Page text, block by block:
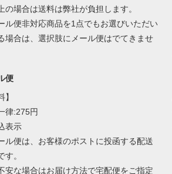
の場合は送料は弊社が負担します。
ル便非対応商品を1点でもお選びいただい
場合は、選択肢にメール便はでてきませ
便
】
律:275円
表示
ル便は、お客様のポストに投函する配送
す。
安な場合はお届け方法で宅配便をご指定